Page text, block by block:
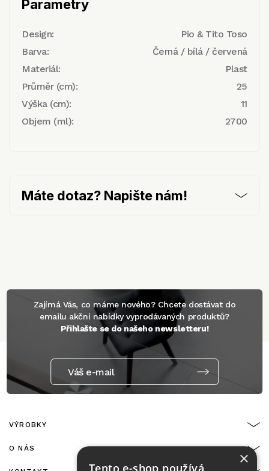
Parametry
Design:
Pio & Tito Toso
Barva:
Černá / bílá / červená
Materiál:
Plast
Průměr (cm):
25
Výška (cm):
11
Objem (ml):
2700
Máte dotaz? Napište nám!
Zajímá Vás, co máme nového? Chcete dostávat do
emailu akční nabídky vyprodávaných produktů?
Přihlašte se do našeho newsletteru!
Váš e-mail
VÝROBKY
O NÁS
×
Tento e-shop používá